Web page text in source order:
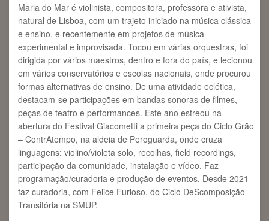
Maria do Mar é violinista, compositora, professora e ativista,
natural de Lisboa, com um trajeto iniciado na música clássica
e ensino, e recentemente em projetos de música
experimental e improvisada. Tocou em várias orquestras, foi
dirigida por vários maestros, dentro e fora do país, e lecionou
em vários conservatórios e escolas nacionais, onde procurou
formas alternativas de ensino. De uma atividade eclética,
destacam-se participações em bandas sonoras de filmes,
peças de teatro e performances. Este ano estreou na
abertura do Festival Giacometti a primeira peça do Ciclo Grão
– ContrAtempo, na aldeia de Peroguarda, onde cruza
linguagens: violino/violeta solo, recolhas, field recordings,
participação da comunidade, instalação e vídeo. Faz
programação/curadoria e produção de eventos. Desde 2021
faz curadoria, com Felice Furioso, do Ciclo DeScomposição
Transitória na SMUP.